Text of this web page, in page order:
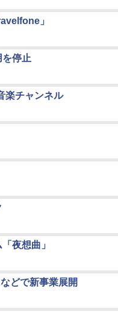
」
停止
楽チャンネル
夜想曲」
どで新事業展開